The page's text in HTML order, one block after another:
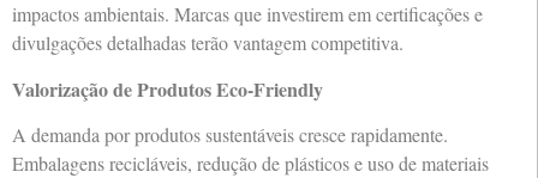
impactos ambientais. Marcas que investirem em certificações e
divulgações detalhadas terão vantagem competitiva.
Valorização de Produtos Eco-Friendly
A demanda por produtos sustentáveis cresce rapidamente.
Embalagens recicláveis, redução de plásticos e uso de materiais